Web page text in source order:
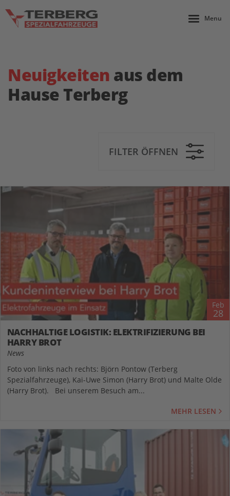
Menu
Neuigkeiten aus dem
Hause Terberg
FILTER ÖFFNEN
Feb
28
NACHHALTIGE LOGISTIK: ELEKTRIFIZIERUNG BEI
HARRY BROT
News
Foto von links nach rechts: Björn Pontow (Terberg
Spezialfahrzeuge), Kai-Uwe Simon (Harry Brot) und Malte Olde
(Harry Brot). Bei unserem Besuch am...
MEHR LESEN